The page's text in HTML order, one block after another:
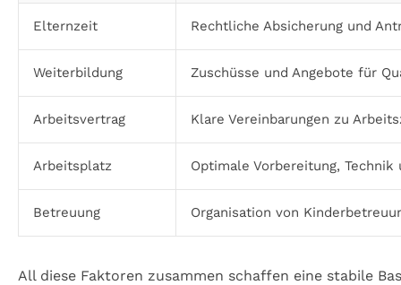
Elternzeit Rechtliche Absicherung und
Weiterbildung Zuschüsse und Angebote für
Arbeitsvertrag Klare Vereinbarungen zu
Arbeitsplatz Optimale Vorbereitung, Technik
Betreuung Organisation von
All diese Faktoren zusammen schaffen eine stabile